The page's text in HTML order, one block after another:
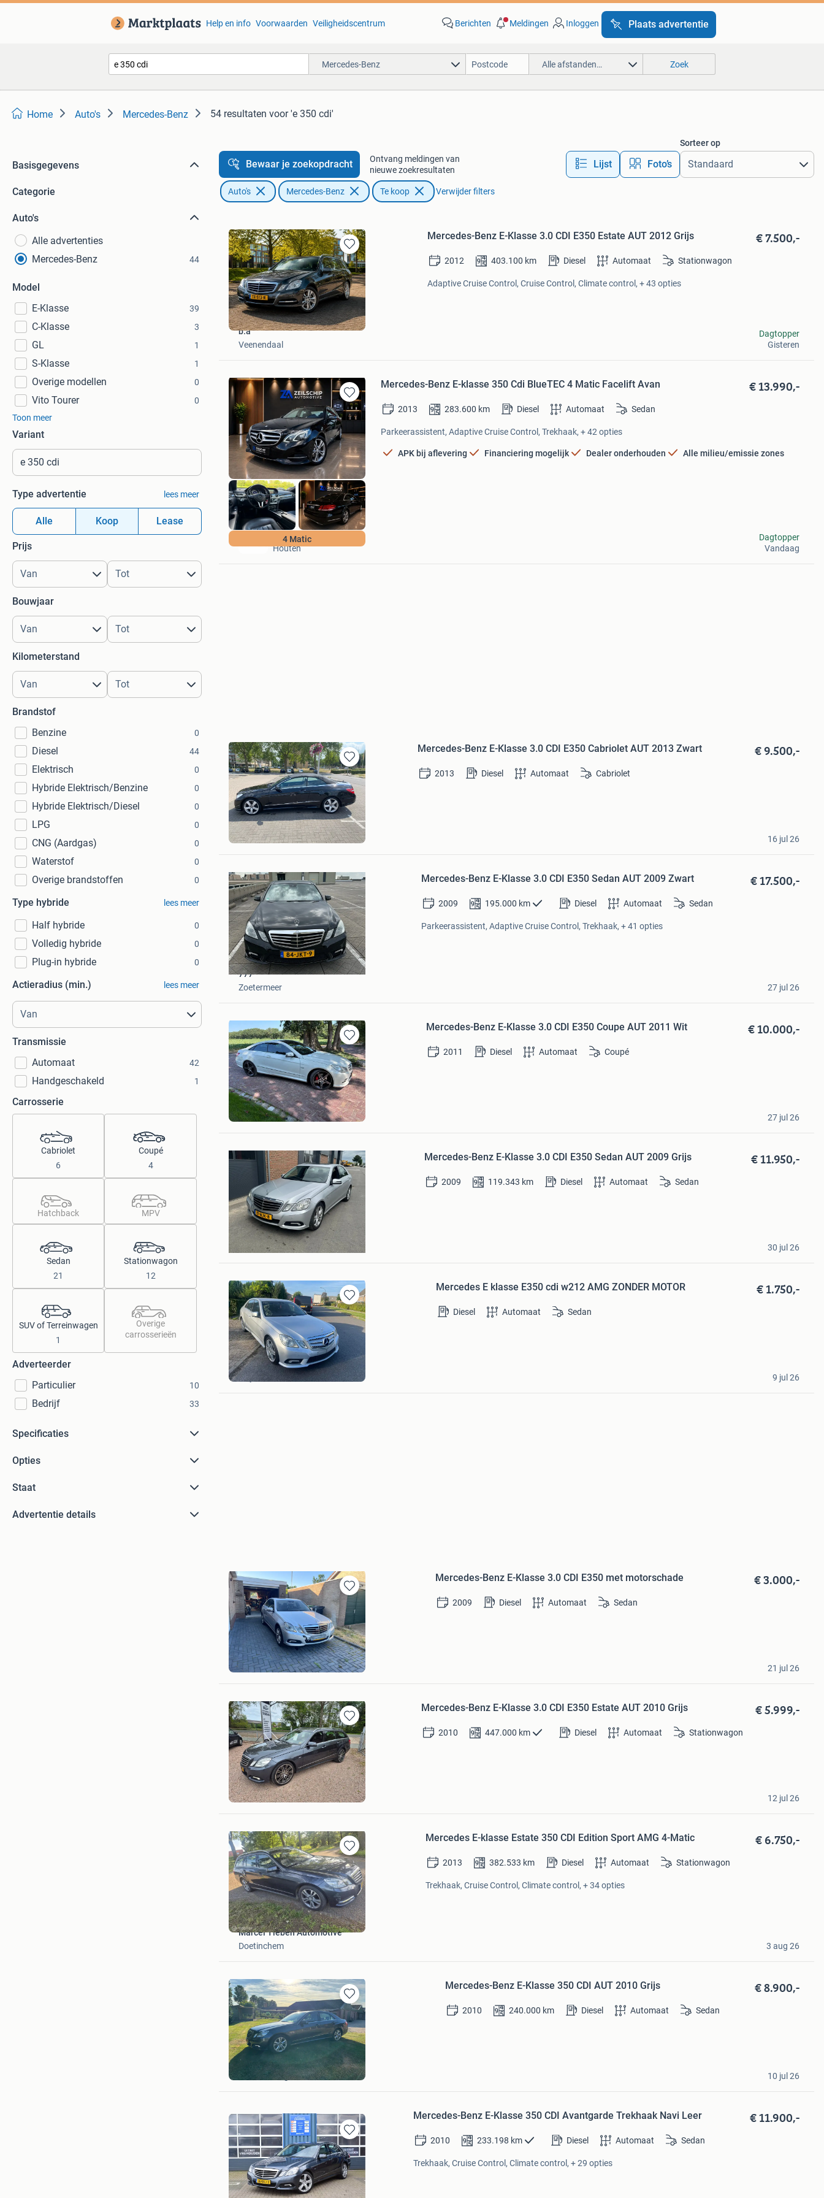
Help en info Voorwaarden Veiligheidscentrum Berichten Meldingen Inloggen Plaats advertentie
Mercedes-Benz Alle afstanden… Zoek
Home Auto's Mercedes-Benz 54 resultaten voor 'e 350 cdi'
Basisgegevens
Categorie
Auto's
Alle advertenties
Mercedes-Benz
44
Model
E-Klasse
39
C-Klasse 3
GL 1
S-Klasse 1
Overige modellen 0
Vito Tourer
0
Toon meer
Variant
Type advertentie lees meer
Alle Koop Lease
Prijs
Bouwjaar
Kilometerstand
Brandstof
Benzine
0
Diesel 44
Elektrisch 0
Hybride Elektrisch/Benzine 0
Hybride Elektrisch/Diesel 0
LPG 0
CNG (Aardgas) 0
Waterstof 0
Overige brandstoffen 0
Type hybride lees meer
Half hybride 0
Volledig hybride 0
Plug-in hybride 0
Actieradius (min.) lees meer
Transmissie
Automaat
42
Handgeschakeld 1
Carrosserie
Cabriolet
6
Coupé
4
Hatchback MPV
Sedan
21
Stationwagon
12
SUV of Terreinwagen
1
Overige
carrosserieën
Adverteerder
Particulier
10
Bedrijf 33
Specificaties
Opties
Staat
Advertentie details
Bewaar je zoekopdracht
Ontvang meldingen van
nieuwe zoekresultaten
Lijst Foto’s
Sorteer op
Auto's Mercedes-Benz Te koop Verwijder filters
Bewaren
in
Mijn
Favorieten
Mercedes-Benz E-Klasse 3.0 CDI E350 Estate AUT 2012 Grijs € 7.500,-
2012 403.100 km Diesel Automaat Stationwagon
Adaptive Cruise Control, Cruise Control, Climate control, + 43 opties
b.a
Veenendaal
Dagtopper
Gisteren
Bewaren
in
Mijn
Favorieten
4 Matic
Mercedes-Benz E-klasse 350 Cdi BlueTEC 4 Matic Facelift Avan € 13.990,-
2013 283.600 km Diesel Automaat Sedan
Parkeerassistent, Adaptive Cruise Control, Trekhaak, + 42 opties
APK bij aflevering Financiering mogelijk Dealer onderhouden Alle milieu/emissie zones
Zeilschip Automotive
Houten
Dagtopper
Vandaag
Bewaren
in
Mijn
Favorieten
Mercedes-Benz E-Klasse 3.0 CDI E350 Cabriolet AUT 2013 Zwart € 9.500,-
2013 Diesel Automaat Cabriolet
H Zadday
Helmond
16 jul 26
Mijn
Favorieten
Mercedes-Benz E-Klasse 3.0 CDI E350 Sedan AUT 2009 Zwart € 17.500,-
2009 195.000 km Diesel Automaat Sedan
Parkeerassistent, Adaptive Cruise Control, Trekhaak, + 41 opties
777
Zoetermeer
27 jul 26
Bewaren
in
Mijn
Favorieten
Mercedes-Benz E-Klasse 3.0 CDI E350 Coupe AUT 2011 Wit € 10.000,-
2011 Diesel Automaat Coupé
woodcraft
Grave
27 jul 26
Mijn
Favorieten
Mercedes-Benz E-Klasse 3.0 CDI E350 Sedan AUT 2009 Grijs € 11.950,-
2009 119.343 km Diesel Automaat Sedan
sander spek
Zevenhuizen
30 jul 26
Bewaren
in
Mijn
Favorieten
Mercedes E klasse E350 cdi w212 AMG ZONDER MOTOR € 1.750,-
Diesel Automaat Sedan
Autobedrijf Pul
Lelystad
9 jul 26
Bewaren
in
Mijn
Favorieten
Mercedes-Benz E-Klasse 3.0 CDI E350 met motorschade € 3.000,-
2009 Diesel Automaat Sedan
Bouke
Winsum
21 jul 26
Bewaren
in
Mijn
Favorieten
Mercedes-Benz E-Klasse 3.0 CDI E350 Estate AUT 2010 Grijs € 5.999,-
2010 447.000 km Diesel Automaat Stationwagon
Autoservice tadema
Nieuwehorne
12 jul 26
Bewaren
in
Mijn
Favorieten
Mercedes E-klasse Estate 350 CDI Edition Sport AMG 4-Matic € 6.750,-
2013 382.533 km Diesel Automaat Stationwagon
Trekhaak, Cruise Control, Climate control, + 34 opties
Marcel Tieben Automotive
Doetinchem
3 aug 26
Bewaren
in
Mijn
Favorieten
Mercedes-Benz E-Klasse 350 CDI AUT 2010 Grijs € 8.900,-
2010 240.000 km Diesel Automaat Sedan
Scheepens
Son en Breugel
10 jul 26
Bewaren
in
Mijn
Favorieten
Mercedes-Benz E-Klasse 350 CDI Avantgarde Trekhaak Navi Leer € 11.900,-
2010 233.198 km Diesel Automaat Sedan
Trekhaak, Cruise Control, Climate control, + 29 opties